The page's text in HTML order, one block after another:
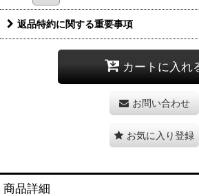
返品特約に関する重要事項
カートに入れ
お問い合わせ
お気に入り登録
商品詳細